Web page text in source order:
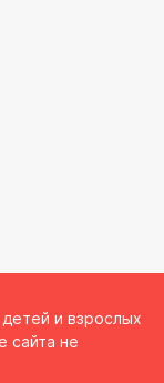
и взрослых
сайта не